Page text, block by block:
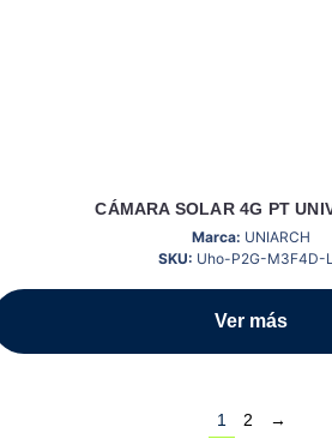
CÁMARA SOLAR 4G PT
Marca: UNIARCH
SKU: Uho-P2G-M3F4D-
Ver más
1 2 →